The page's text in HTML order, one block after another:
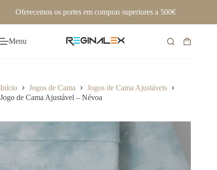
Oferecemos os portes em compras superiores a 500€
Menu
Carrinho
Início Jogos de Cama
Jogos de Cama Ajustáveis
Jogo de Cama Ajustável – Névoa